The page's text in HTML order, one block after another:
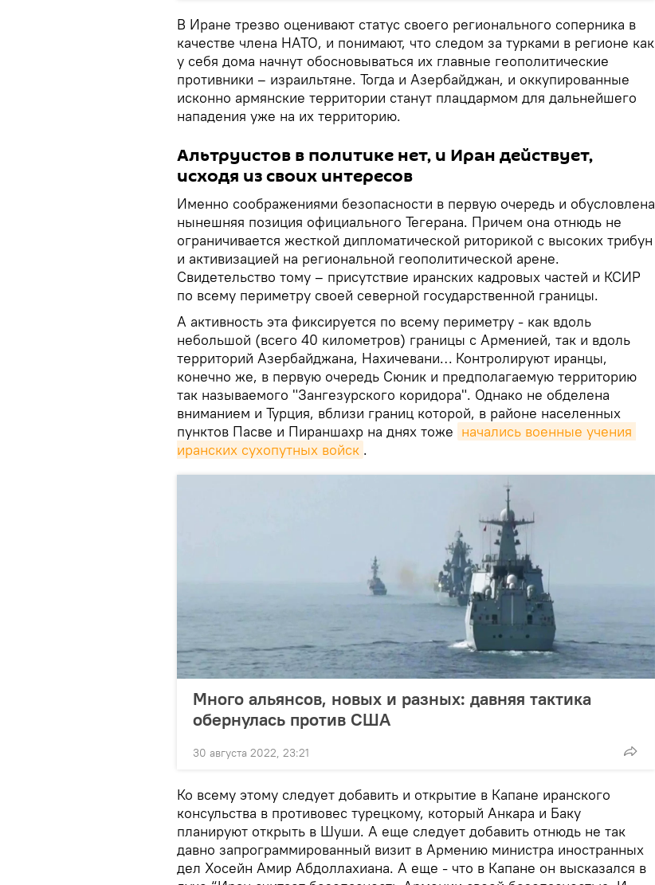
В Иране трезво оценивают статус своего регионального соперника в
качестве члена НАТО, и понимают, что следом за турками в регионе как
у себя дома начнут обосновываться их главные геополитические
противники – израильтяне. Тогда и Азербайджан, и оккупированные
исконно армянские территории станут плацдармом для дальнейшего
нападения уже на их территорию.
Альтруистов в политике нет, и Иран действует,
исходя из своих интересов
Именно соображениями безопасности в первую очередь и обусловлена
нынешняя позиция официального Тегерана. Причем она отнюдь не
ограничивается жесткой дипломатической риторикой с высоких трибун
и активизацией на региональной геополитической арене.
Свидетельство тому – присутствие иранских кадровых частей и КСИР
по всему периметру своей северной государственной границы.
А активность эта фиксируется по всему периметру - как вдоль
небольшой (всего 40 километров) границы с Арменией, так и вдоль
территорий Азербайджана, Нахичевани… Контролируют иранцы,
конечно же, в первую очередь Сюник и предполагаемую территорию
так называемого "Зангезурского коридора". Однако не обделена
вниманием и Турция, вблизи границ которой, в районе населенных
пунктов Пасве и Пираншахр на днях тоже начались военные учения
иранских сухопутных войск .
Много альянсов, новых и разных: давняя тактика
обернулась против США
30 августа 2022, 23:21
Ко всему этому следует добавить и открытие в Капане иранского
консульства в противовес турецкому, который Анкара и Баку
планируют открыть в Шуши. А еще следует добавить отнюдь не так
давно запрограммированный визит в Армению министра иностранных
дел Хосейн Амир Абдоллахиана. А еще - что в Капане он высказался в